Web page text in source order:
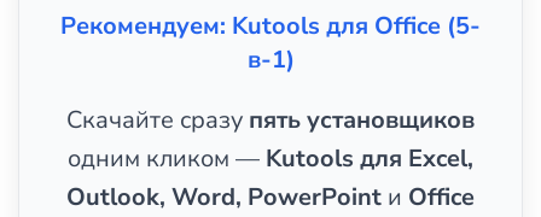
Рекомендуем: Kutools для Office (5-
в-1)
Скачайте сразу пять установщиков
одним кликом — Kutools для Excel,
Outlook, Word, PowerPoint и Office